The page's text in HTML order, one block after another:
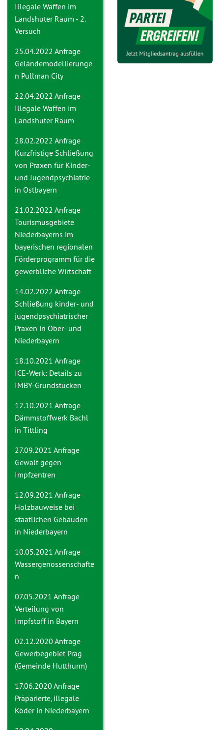
Illegale Waffen im
Landshuter Raum - 2.
Versuch
25.04.2022 Anfrage
Geländemodellierunge
n Pullman City
22.04.2022 Anfrage
Illegale Waffen im
Landshuter Raum
28.02.2022 Anfrage
Kurzfristige Schließung
von Praxen für Kinder-
und Jugendpsychiatrie
in Ostbayern
21.02.2022 Anfrage
Tourismusgebiete
Niederbayerns im
bayerischen regionalen
Förderprogramm für die
gewerbliche Wirtschaft
14.02.2022 Anfrage
Schließung kinder- und
jugendpsychiatrischer
Praxen in Ober- und
Niederbayern
18.10.2021 Anfrage
ICE-Werk: Details zu
IMBY-Grundstücken
12.10.2021 Anfrage
Dämmstoffwerk Bachl
in Tittling
27.09.2021 Anfrage
Gewalt gegen
Impfzentren
12.09.2021 Anfrage
Holzbauweise bei
staatlichen Gebäuden
in Niederbayern
10.05.2021 Anfrage
Wassergenossenschafte
n
07.05.2021 Anfrage
Verteilung von
Impfstoff in Bayern
02.12.2020 Anfrage
Gewerbegebiet Prag
(Gemeinde Hutthurm)
17.06.2020 Anfrage
Präparierte, illegale
Köder in Niederbayern